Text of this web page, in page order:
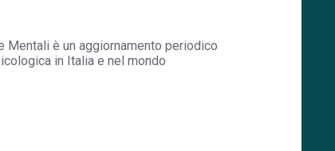
Mentali è un aggiornamento periodico
in Italia e nel mondo